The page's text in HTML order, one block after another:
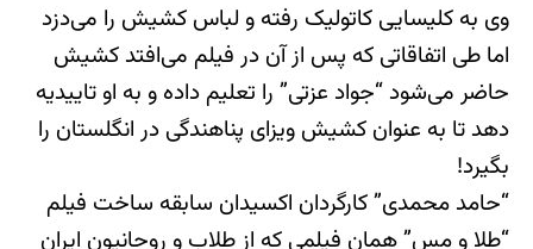
وی به کلیسایی کاتولیک رفته و لباس کشیش را می‌دزد
اما طی اتفاقاتی که پس از آن در فیلم می‌افتد کشیش
حاضر می‌شود “جواد عزتی” را تعلیم داده و به او تاییدیه
دهد تا به عنوان کشیش ویزای پناهندگی در انگلستان را
بگیرد!
“حامد محمدی” کارگردان اکسیدان سابقه ساخت فیلم
“طلا و مس” همان فیلمی که از طلاب و روحانیون ایران